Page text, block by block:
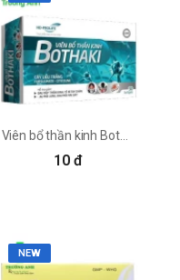
Viên bổ thần kinh Bothaki - Cải thiện chứng suy nhược thần kinh
10 đ
NEW